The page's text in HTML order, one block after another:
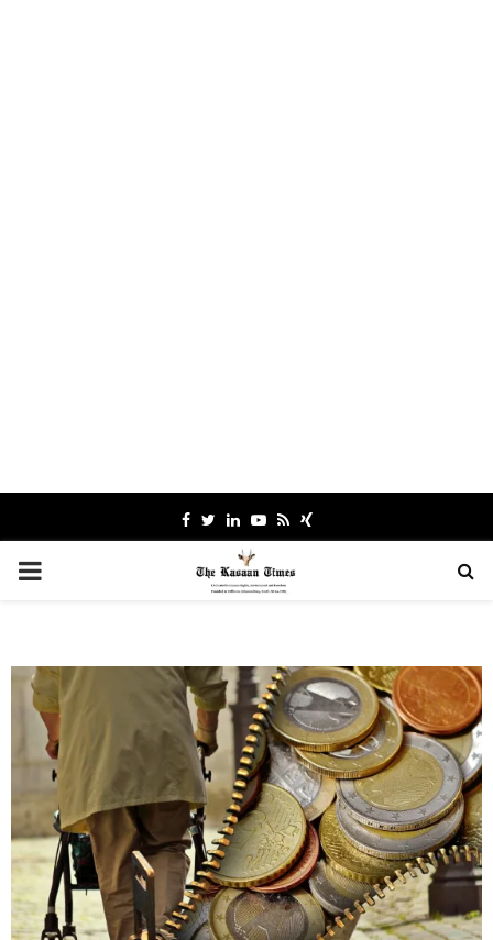
Facebook
TwitterLinkedinYoutube
RssXing
PRIMARY